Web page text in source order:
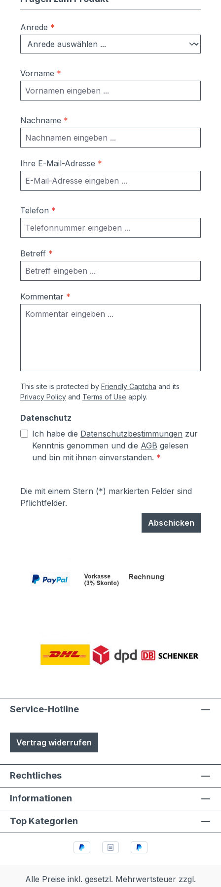
Anrede *
Vorname *
Nachname *
Ihre E-Mail-Adresse *
Telefon *
Betreff *
Kommentar *
This site is protected by Friendly Captcha and its
Privacy Policy and Terms of Use apply.
Datenschutz
Ich habe die Datenschutzbestimmungen zur
Kenntnis genommen und die AGB gelesen
und bin mit ihnen einverstanden. *
Die mit einem Stern (*) markierten Felder sind
Pflichtfelder.
Abschicken
Service-Hotline
Vertrag widerrufen
Rechtliches
Informationen
Top Kategorien
Alle Preise inkl. gesetzl. Mehrwertsteuer zzgl.